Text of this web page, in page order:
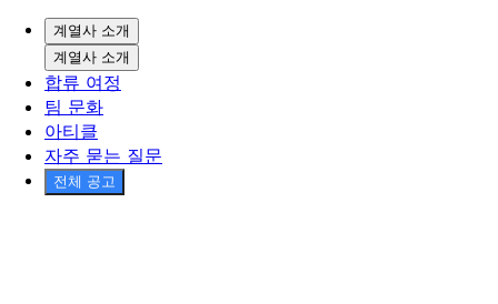
계열사 소개
계열사 소개
합류 여정
팀 문화
아티클
자주 묻는 질문
전체 공고